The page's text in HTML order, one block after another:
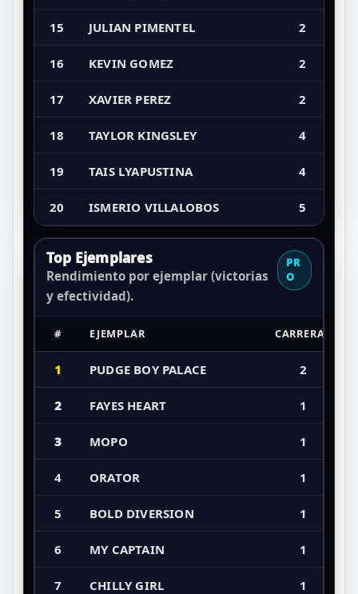
15 JULIAN PIMENTEL 2
16 KEVIN GOMEZ 2
17 XAVIER PEREZ 2
18 TAYLOR KINGSLEY 4
19 TAIS LYAPUSTINA 4
20 ISMERIO VILLALOBOS 5
Top Ejemplares
Rendimiento por ejemplar (victorias
y efectividad).
PR
O
# EJEMPLAR CARRERAS
1 PUDGE BOY PALACE 2
2 FAYES HEART 1
3 MOPO 1
4 ORATOR 1
5 BOLD DIVERSION 1
6 MY CAPTAIN 1
7 CHILLY GIRL 1